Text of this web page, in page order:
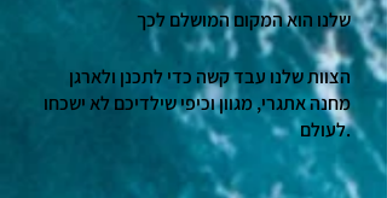
שלנו הוא המקום המושלם לכך
הצוות שלנו עבד קשה כדי לתכנן ולארגן
מחנה אתגרי, מגוון וכיפי שילדיכם לא ישכחו
לעולם.